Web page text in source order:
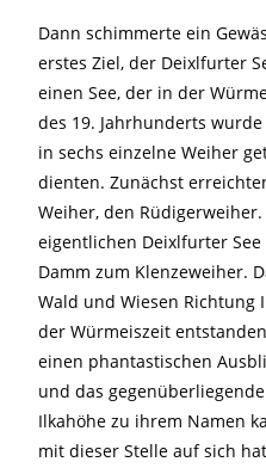
Dann schimmerte ein
erstes Ziel, der Deixlfurter
einen See, der in der
des 19. Jahrhunderts
in sechs einzelne Weiher
dienten. Zunächst
Weiher, den
eigentlichen Deixlfurter
Damm zum Klenzeweiher.
Wald und Wiesen Richtung
der Würmeiszeit
einen phantastischen
und das
Ilkahöhe zu ihrem Namen
mit dieser Stelle auf sich